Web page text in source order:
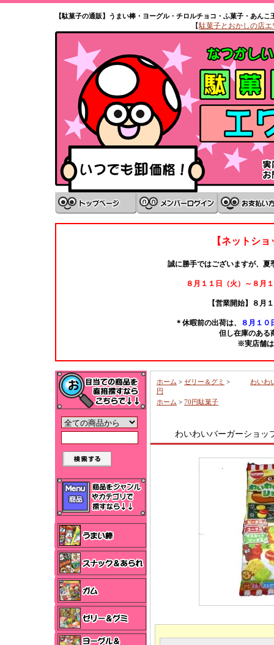
【駄菓子の通販】うまい棒・ヨーグル・チロルチョコ・ふ菓子・あん
【駄菓子とおかしの店エ
【ネットシ
誠に勝手ではございますが、夏
８月１１日（火）～８月
【営業開始】８月
＊休暇前の出荷は、
８月１０
但し在庫のある
※実店舗
ホーム > ゼリー＆グミ >
わいわ
円
ホーム > 70円駄菓子
わいわいバーガーショッ